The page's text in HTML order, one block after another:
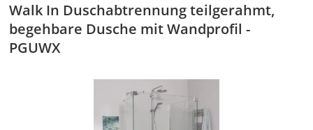
Walk In Duschabtrennung teilgerahmt,
begehbare Dusche mit Wandprofil -
PGUWX
Bildergalerie überspringen